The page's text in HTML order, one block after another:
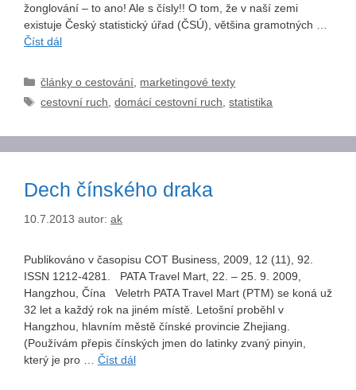
žonglování – to ano! Ale s čísly!! O tom, že v naší zemi
existuje Český statistický úřad (ČSÚ), většina gramotných …
Číst dál
Rubriky
články o cestování, marketingové texty
Štítky
cestovní ruch,domácí cestovní ruch,statistika
Dech čínského draka
10.7.2013 autor: ak
Publikováno v časopisu COT Business, 2009, 12 (11), 92.
ISSN 1212-4281. PATA Travel Mart, 22. – 25. 9. 2009,
Hangzhou, Čína Veletrh PATA Travel Mart (PTM) se koná už
32 let a každý rok na jiném místě. Letošní proběhl v
Hangzhou, hlavním městě čínské provincie Zhejiang.
(Používám přepis čínských jmen do latinky zvaný pinyin,
který je pro … Číst dál